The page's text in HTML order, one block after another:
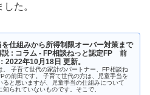
た。
を仕組みから所得制限オーバー対策まで
説 : コラム - FP相談ねっと認定FP 前
2022年10月18日 更新。
。 子育て世代の家計のパートナー、FP相談ね
の前田です。 子育て世代の方は、児童手当を
ると思いますが、児童手当の仕組みについて
知られていないものです。そこで、